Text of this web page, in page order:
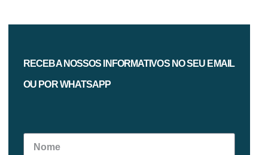
RECEBA NOSSOS INFORMATIVOS NO SEU EMAIL
OU POR WHATSAPP